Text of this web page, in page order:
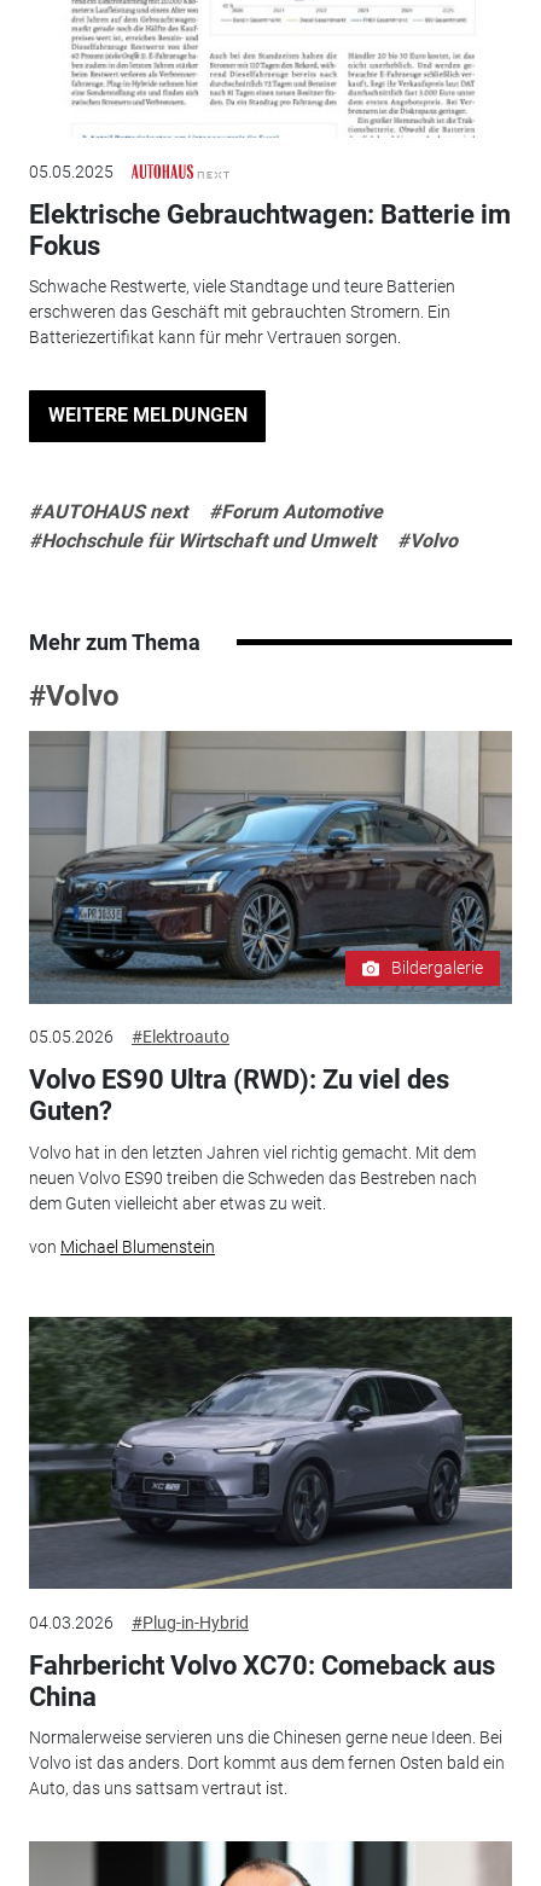
05.05.2025
Elektrische Gebrauchtwagen: Batterie im
Fokus
Schwache Restwerte, viele Standtage und teure Batterien
erschweren das Geschäft mit gebrauchten Stromern. Ein
Batteriezertifikat kann für mehr Vertrauen sorgen.
WEITERE MELDUNGEN
#AUTOHAUS next
#Forum Automotive
#Hochschule für Wirtschaft und Umwelt
#Volvo
Mehr zum Thema
#Volvo
Bildergalerie
05.05.2026 #Elektroauto
Volvo ES90 Ultra (RWD): Zu viel des
Guten?
Volvo hat in den letzten Jahren viel richtig gemacht. Mit dem
neuen Volvo ES90 treiben die Schweden das Bestreben nach
dem Guten vielleicht aber etwas zu weit.
von Michael Blumenstein
04.03.2026 #Plug-in-Hybrid
Fahrbericht Volvo XC70: Comeback aus
China
Normalerweise servieren uns die Chinesen gerne neue Ideen. Bei
Volvo ist das anders. Dort kommt aus dem fernen Osten bald ein
Auto, das uns sattsam vertraut ist.